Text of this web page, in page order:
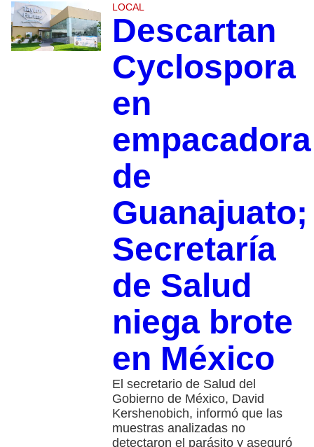
LOCAL
Descartan
Cyclospora
en
empacadora
de
Guanajuato;
Secretaría
de Salud
niega brote
en México
El secretario de Salud del
Gobierno de México, David
Kershenobich, informó que las
muestras analizadas no
detectaron el parásito y aseguró